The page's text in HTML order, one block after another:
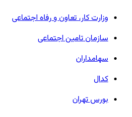
وزارت کار، تعاون و رفاه اجتماعی
سازمان تامین اجتماعی
سهامداران
کدال
بورس تهران